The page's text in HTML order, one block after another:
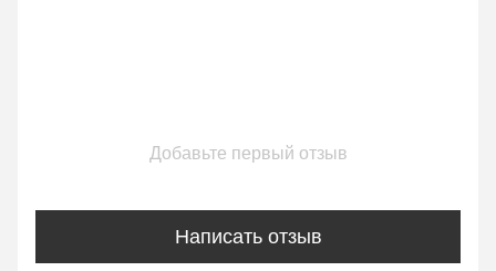
Добавьте первый отзыв
Написать отзыв